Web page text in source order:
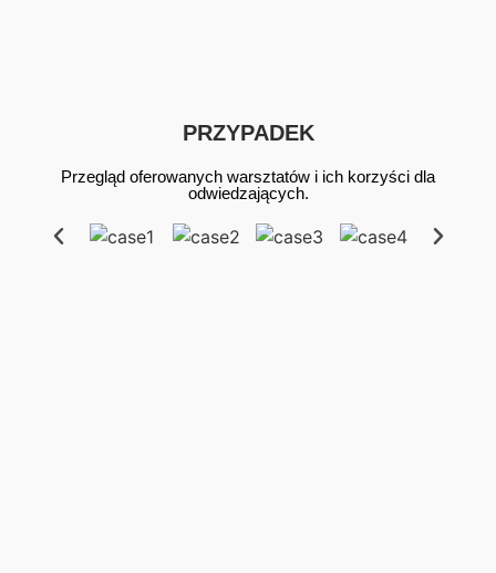
PRZYPADEK
Przegląd oferowanych warsztatów i ich korzyści dla
odwiedzających.